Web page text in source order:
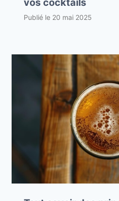
Publié le 20 mai 2025